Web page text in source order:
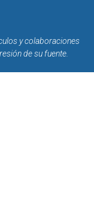
y colaboraciones
de su fuente.